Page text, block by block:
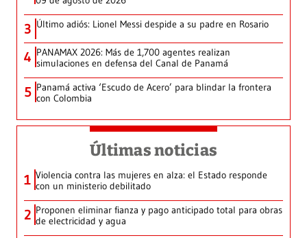
3 Último adiós: Lionel Messi despide a su padre en Rosario
4 PANAMAX 2026: Más de 1,700 agentes realizan
simulaciones en defensa del Canal de Panamá
5 Panamá activa ‘Escudo de Acero’ para blindar la frontera
con Colombia
Últimas noticias
1 Violencia contra las mujeres en alza: el Estado responde
con un ministerio debilitado
2 Proponen eliminar fianza y pago anticipado total para obras
de electricidad y agua